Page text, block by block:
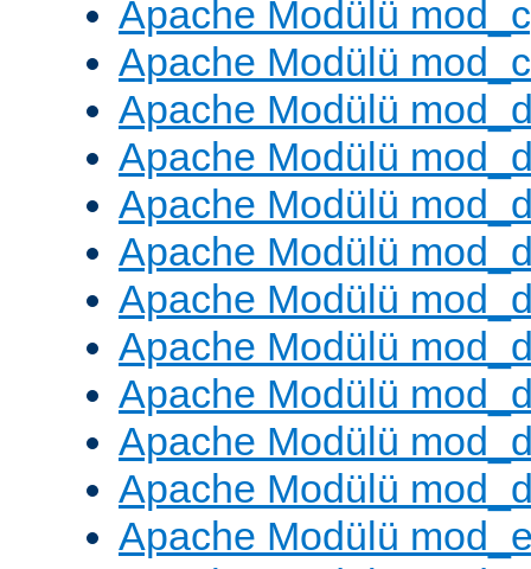
Apache Modülü
Apache Modülü
Apache Modülü
Apache Modülü
Apache Modülü
Apache Modülü
Apache Modülü
Apache Modülü
Apache Modülü
Apache Modülü
Apache Modülü
Apache Modülü